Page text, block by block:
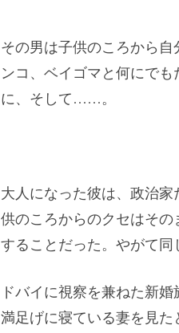
その男は子供のころから
ンコ、ベイゴマと何にで
に、そして……。
大人になった彼は、政治
供のころからのクセはそ
することだった。やがて同
ドバイに視察を兼ねた新
満足げに寝ている妻を見た